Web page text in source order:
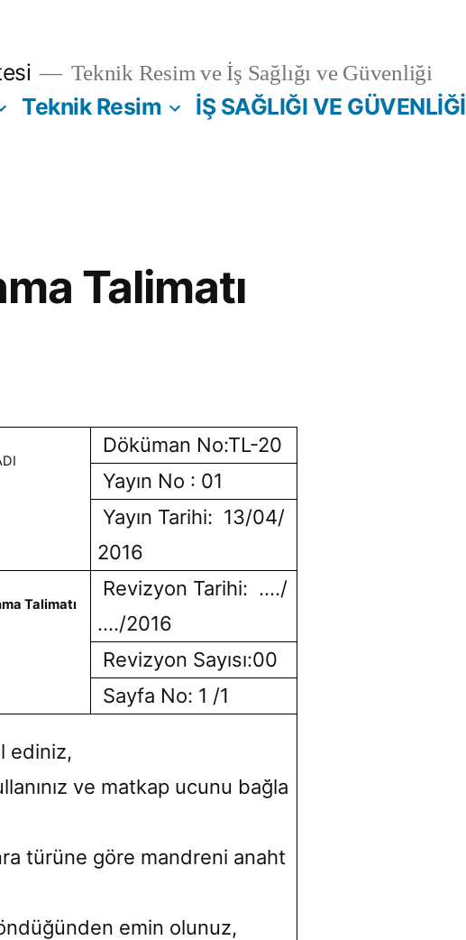
Teknik Resim ve İş Sağlığı ve Güvenliği
Teknik Resim İŞ SAĞLIĞI VE GÜVENLİĞİ
Talimatı
Döküman No:TL-20
Yayın No : 01
Yayın Tarihi: 13/04/
2016
Talimatı
Revizyon Tarihi: …./
…./2016
Revizyon Sayısı:00
Sayfa No: 1 /1
ediniz,
ve matkap ucunu bağla
türüne göre mandreni anaht
emin olunuz,